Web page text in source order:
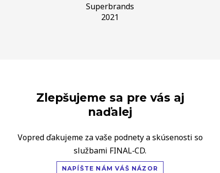
Superbrands
2021
Zlepšujeme sa pre vás aj
naďalej
Vopred ďakujeme za vaše podnety a skúsenosti so
službami FINAL‑CD.
NAPÍŠTE NÁM VÁŠ NÁZOR